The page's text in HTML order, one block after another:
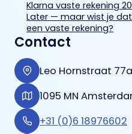
Klarna vaste rekening
Later — maar wist je dat
een vaste rekening?
Contact
Leo Hornstraat 77a
1095 MN
+31 (0)6 18976602